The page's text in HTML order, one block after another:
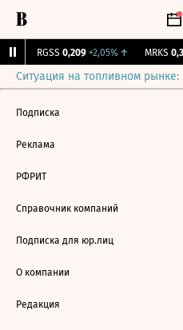
RGSS 0,209 +2,05%↑ MRKS
Ситуация на топливном рынке:
Подписка
Реклама
РФРИТ
Справочник компаний
Подписка для юр.лиц
О компании
Редакция